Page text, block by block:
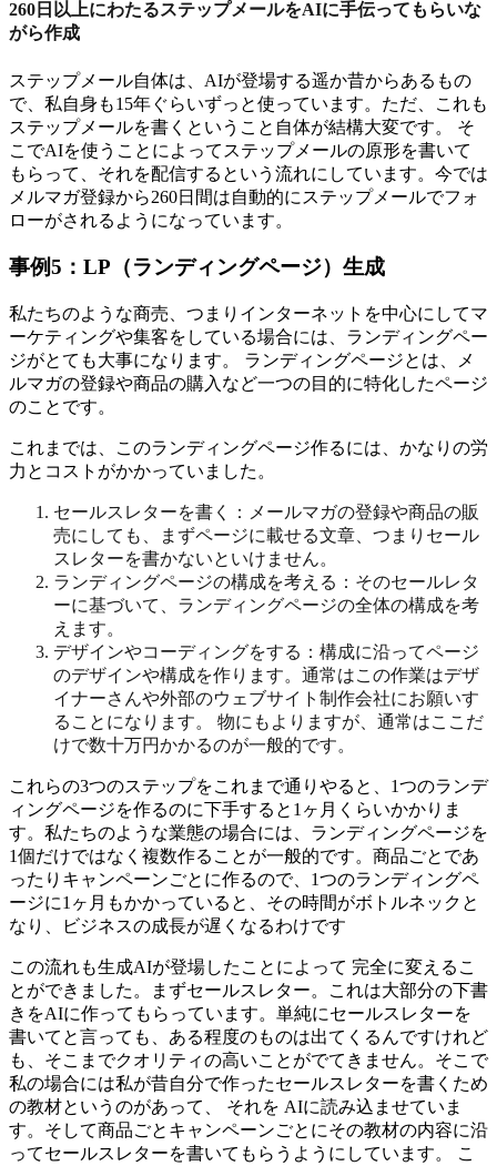
260日以上にわたるステップメールをAIに手伝ってもらいな
がら作成
ステップメール自体は、AIが登場する遥か昔からあるもの
で、私自身も15年ぐらいずっと使っています。ただ、これも
ステップメールを書くということ自体が結構大変です。 そ
こでAIを使うことによってステップメールの原形を書いて
もらって、それを配信するという流れにしています。今では
メルマガ登録から260日間は自動的にステップメールでフォ
ローがされるようになっています。
事例5：LP（ランディングページ）生成
私たちのような商売、つまりインターネットを中心にしてマ
ーケティングや集客をしている場合には、ランディングペー
ジがとても大事になります。 ランディングページとは、メ
ルマガの登録や商品の購入など一つの目的に特化したページ
のことです。
これまでは、このランディングページ作るには、かなりの労
力とコストがかかっていました。
セールスレターを書く：メールマガの登録や商品の販
売にしても、まずページに載せる文章、つまりセール
スレターを書かないといけません。
ランディングページの構成を考える：そのセールレタ
ーに基づいて、ランディングページの全体の構成を考
えます。
デザインやコーディングをする：構成に沿ってページ
のデザインや構成を作ります。通常はこの作業はデザ
イナーさんや外部のウェブサイト制作会社にお願いす
ることになります。 物にもよりますが、通常はここだ
けで数十万円かかるのが一般的です。
これらの3つのステップをこれまで通りやると、1つのランデ
ィングページを作るのに下手すると1ヶ月くらいかかりま
す。私たちのような業態の場合には、ランディングページを
1個だけではなく複数作ることが一般的です。商品ごとであ
ったりキャンペーンごとに作るので、1つのランディングペ
ージに1ヶ月もかかっていると、その時間がボトルネックと
なり、ビジネスの成長が遅くなるわけです
この流れも生成AIが登場したことによって 完全に変えるこ
とができました。まずセールスレター。これは大部分の下書
きをAIに作ってもらっています。単純にセールスレターを
書いてと言っても、ある程度のものは出てくるんですけれど
も、そこまでクオリティの高いことがでてきません。そこで
私の場合には私が昔自分で作ったセールスレターを書くため
の教材というのがあって、 それを AIに読み込ませていま
す。そして商品ごとキャンペーンごとにその教材の内容に沿
ってセールスレターを書いてもらうようにしています。 こ